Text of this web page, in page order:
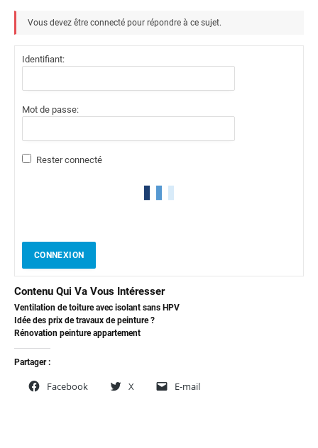
Vous devez être connecté pour répondre à ce sujet.
Identifiant:
Mot de passe:
Rester connecté
CONNEXION
Contenu Qui Va Vous Intéresser
Ventilation de toiture avec isolant sans HPV
Idée des prix de travaux de peinture ?
Rénovation peinture appartement
Partager :
Facebook X E-mail